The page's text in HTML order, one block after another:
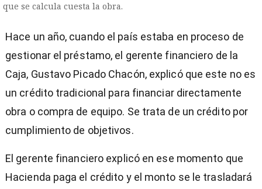
que se calcula cuesta la obra.
Hace un año, cuando el país estaba en proceso de
gestionar el préstamo, el gerente financiero de la
Caja, Gustavo Picado Chacón, explicó que este no es
un crédito tradicional para financiar directamente
obra o compra de equipo. Se trata de un crédito por
cumplimiento de objetivos.
El gerente financiero explicó en ese momento que
Hacienda paga el crédito y el monto se le trasladará